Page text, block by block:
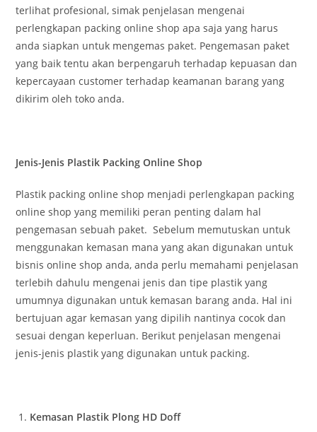
terlihat profesional, simak penjelasan mengenai
perlengkapan packing online shop apa saja yang harus
anda siapkan untuk mengemas paket. Pengemasan paket
yang baik tentu akan berpengaruh terhadap kepuasan dan
kepercayaan customer terhadap keamanan barang yang
dikirim oleh toko anda.
Jenis-Jenis Plastik Packing Online Shop
Plastik packing online shop menjadi perlengkapan packing
online shop yang memiliki peran penting dalam hal
pengemasan sebuah paket. Sebelum memutuskan untuk
menggunakan kemasan mana yang akan digunakan untuk
bisnis online shop anda, anda perlu memahami penjelasan
terlebih dahulu mengenai jenis dan tipe plastik yang
umumnya digunakan untuk kemasan barang anda. Hal ini
bertujuan agar kemasan yang dipilih nantinya cocok dan
sesuai dengan keperluan. Berikut penjelasan mengenai
jenis-jenis plastik yang digunakan untuk packing.
Kemasan Plastik Plong HD Doff